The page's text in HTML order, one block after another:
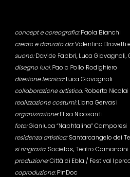
concept e coreografia:Paola Bianchi
creato e danzato da:Valentina Bravetti
suono:Davide Fabbri, Luca Giovagnoli,
disegno luci:Paolo Pollo Rodighiero
direzione tecnica:Luca Giovagnoli
collaborazione artistica:Roberta Nicolai
realizzazione costumi:Liana Gervasi
organizzazione:Elisa Nicosanti
foto:Gianluca “Naphtalina” Camporesi
residenza artistica:Santarcangelo dei
si ringrazia: Societas, Teatro Comandini
produzione:Città di Ebla / Festival
coproduzione:PinDoc